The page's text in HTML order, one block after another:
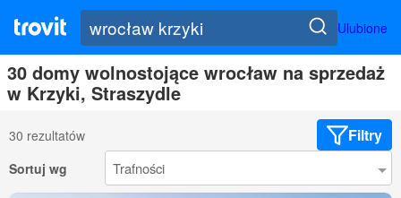
Ulubione
30 domy wolnostojące wrocław na sprzedaż
w Krzyki, Straszydle
30 rezultatów Filtry
Sortuj wg